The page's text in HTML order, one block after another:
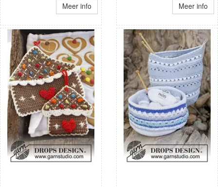
Meer info Meer info